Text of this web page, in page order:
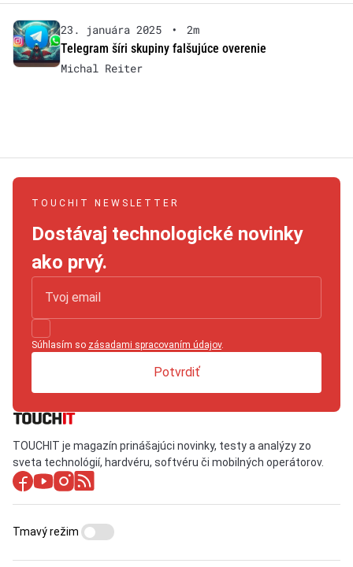
23. januára 2025 •
2m
Telegram šíri skupiny falšujúce overenie
Michal Reiter
TOUCHIT NEWSLETTER
Dostávaj technologické novinky
ako prvý.
Súhlasím so zásadami spracovaním údajov.
Potvrdiť
TOUCHIT je magazín prinášajúci novinky, testy a analýzy zo
sveta technológií, hardvéru, softvéru či mobilných operátorov.
Tmavý režim